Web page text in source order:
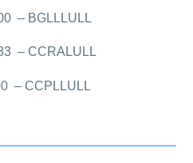
– BGLLLULL
– CCRALULL
– CCPLLULL